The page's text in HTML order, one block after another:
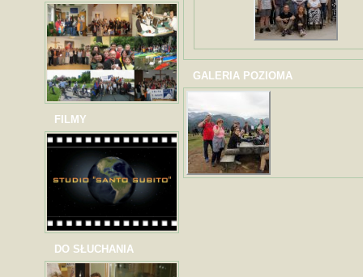
FILMY
DO SŁUCHANIA
GALERIA POZIOMA